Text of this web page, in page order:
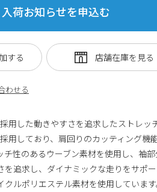
入荷お知らせを申込む
わせる
する
用した動きやすさを追求したストレッ
採用しており、肩回りのカッティング機
性のあるウーブン素材を使用し、袖部
を追求し、ダイナミックな走りをサポ
ルポリエステル素材を使用しています